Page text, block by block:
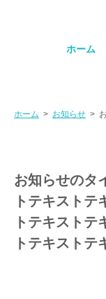
ホーム
ホーム > お知らせ >
お知らせのタ
トテキストテ
トテキストテ
トテキストテ